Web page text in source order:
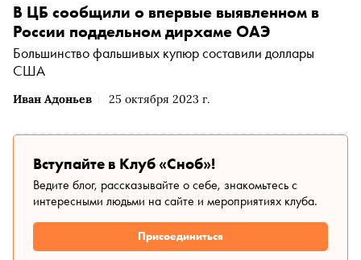
Иван Адоньев 25 октября 2023 г.
В ЦБ сообщили о впервые выявленном в
России поддельном дирхаме ОАЭ
Большинство фальшивых купюр составили доллары
США
Вступайте в Клуб «Сноб»!
Ведите блог, рассказывайте о себе, знакомьтесь с
интересными людьми на сайте и мероприятиях клуба.
Присоединиться